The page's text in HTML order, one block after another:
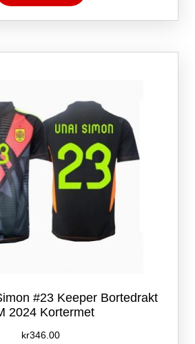
flere
Alternativene
på
produktsiden
#23 Keeper Bortedrakt
2024 Kortermet
kr346.00